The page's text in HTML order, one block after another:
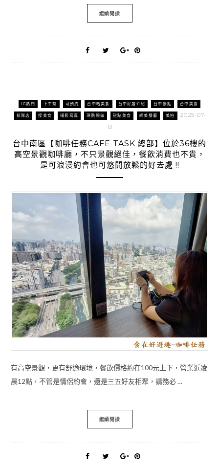
繼續閱讀
IG熱門 下午茶 可預約 台中哈美食 台中好店介紹 台中景點 台中美食
排隊店 搜美食 攝影寫真 現點現做 甜點美食 網美餐廳 美拍
2025-07-
13
台中南區【咖啡任務CAFE TASK 總部】位於36樓的
高空景觀咖啡廳，不只景觀絕佳，餐飲消費也不貴，
是可浪漫約會也可悠閒放鬆的好去處 !!
有高空景觀，更有舒適環境，餐飲價格約在100元上下，營業近凌
晨12點，不管是情侶約會，還是三五好友相聚，請務必 …
繼續閱讀